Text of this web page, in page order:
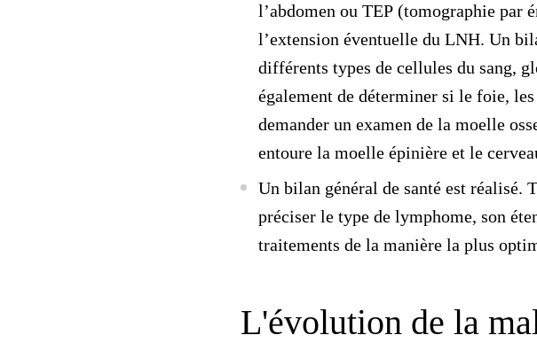
l’abdomen ou TEP(tomographie par
l’extension éventuelle du LNH. Un
différents types de cellules du sang,
également de déterminer si le foie,
demander un examen de la moelle
entoure la moelle épinière et le
Un bilan général de santé est réalisé.
préciser le type de lymphome, son
traitements de la manière la plus
L'évolution de la